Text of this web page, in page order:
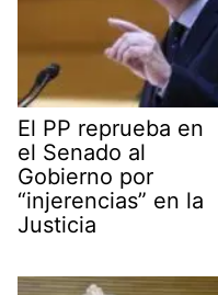
El PP reprueba en
el Senado al
Gobierno por
“injerencias” en la
Justicia